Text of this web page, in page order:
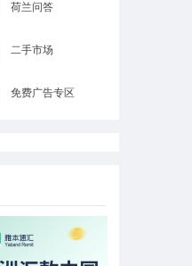
荷兰问答
二手市场
免费广告专区